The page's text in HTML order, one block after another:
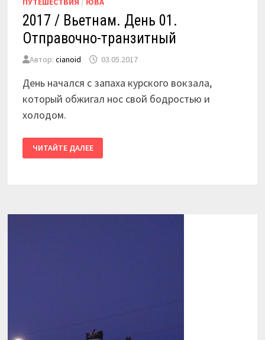
2017 / Вьетнам. День 01.
Отправочно-транзитный
Автор: cianoid 03.05.2017
День начался с запаха курского вокзала,
который обжигал нос свой бодростью и
холодом.
/
ВЬЕТНАМ.
ЧИТАЙТЕ ДАЛЕЕ